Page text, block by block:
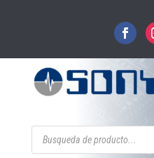
Búsqueda